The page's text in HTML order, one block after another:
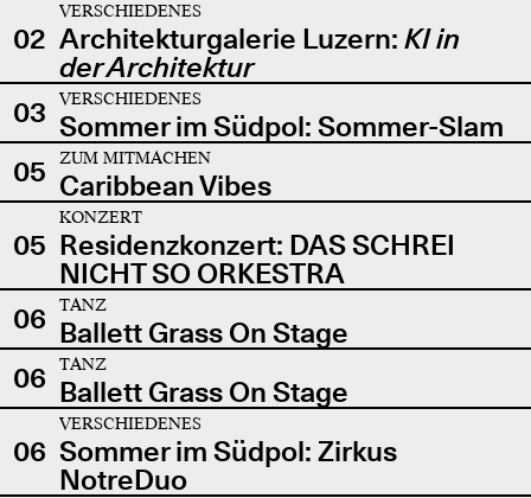
02
VERSCHIEDENES
Architekturgalerie Luzern: KI in
der Architektur
03
VERSCHIEDENES
Sommer im Südpol: Sommer-Slam
05
ZUM MITMACHEN
Caribbean Vibes
05
KONZERT
Residenzkonzert: DAS SCHREI
NICHT SO ORKESTRA
06
TANZ
Ballett Grass On Stage
06
TANZ
Ballett Grass On Stage
06
VERSCHIEDENES
Sommer im Südpol: Zirkus
NotreDuo